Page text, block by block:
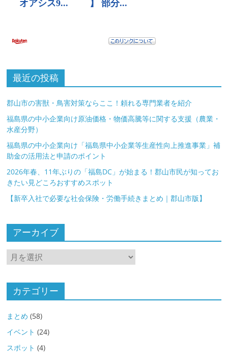
最近の投稿
郡山市の害獣・鳥害対策ならここ！頼れる専門業者を紹介
福島県の中小企業向け原油価格・物価高騰等に関する支援（農業・
水産分野）
福島県の中小企業向け「福島県中小企業等生産性向上推進事業」補
助金の活用法と申請のポイント
2026年春、11年ぶりの「福島DC」が始まる！郡山市民が知ってお
きたい見どころおすすめスポット
【新卒入社で必要な社会保険・労働手続きまとめ｜郡山市版】
アーカイブ
ア
ー
ブ
カテゴリー
まとめ (58)
イベント (24)
スポット (4)